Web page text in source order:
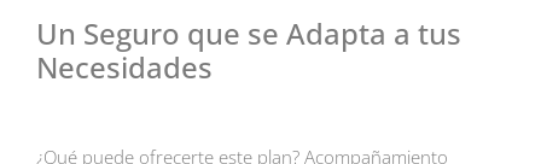
Un Seguro que se Adapta a tus
Necesidades
¿Qué puede ofrecerte este plan? Acompañamiento